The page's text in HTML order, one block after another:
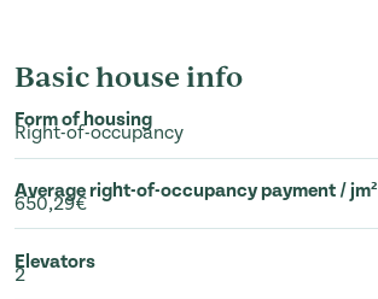
Basic house info
Form of housing
Right-of-occupancy
Average right-of-occupancy payment / jm²
650,29€
Elevators
2